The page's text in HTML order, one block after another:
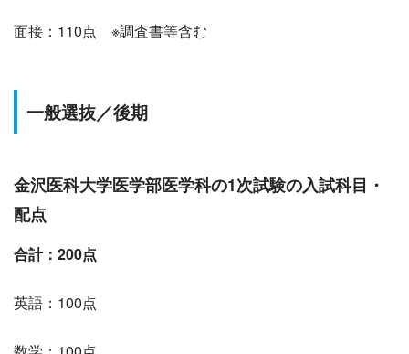
面接：110点 ※調査書等含む
一般選抜／後期
金沢医科大学医学部医学科の1次試験の入試科目・
配点
合計：200点
英語：100点